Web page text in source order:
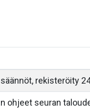
rekisteröity
ohjeet seuran